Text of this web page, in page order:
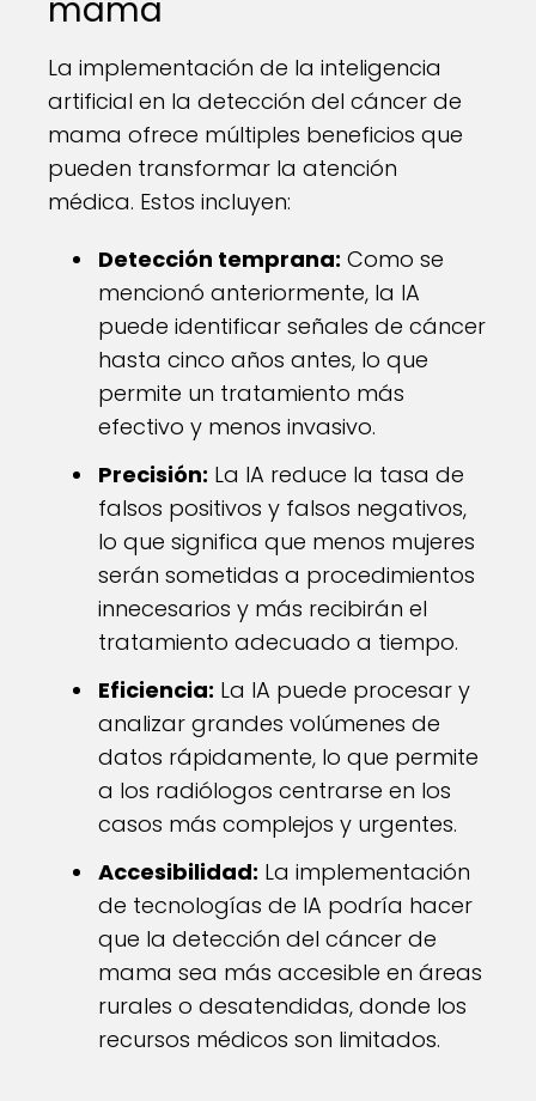
mama
La implementación de la inteligencia
artificial en la detección del cáncer de
mama ofrece múltiples beneficios que
pueden transformar la atención
médica. Estos incluyen:
Detección temprana: Como se
mencionó anteriormente, la IA
puede identificar señales de cáncer
hasta cinco años antes, lo que
permite un tratamiento más
efectivo y menos invasivo.
Precisión: La IA reduce la tasa de
falsos positivos y falsos negativos,
lo que significa que menos mujeres
serán sometidas a procedimientos
innecesarios y más recibirán el
tratamiento adecuado a tiempo.
Eficiencia: La IA puede procesar y
analizar grandes volúmenes de
datos rápidamente, lo que permite
a los radiólogos centrarse en los
casos más complejos y urgentes.
Accesibilidad: La implementación
de tecnologías de IA podría hacer
que la detección del cáncer de
mama sea más accesible en áreas
rurales o desatendidas, donde los
recursos médicos son limitados.